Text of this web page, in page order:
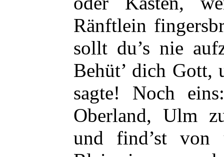
Ränftlein
sollt du’s nie
Behüt’ dich Gott,
sagte! Noch
Oberland, Ulm
und find’st von